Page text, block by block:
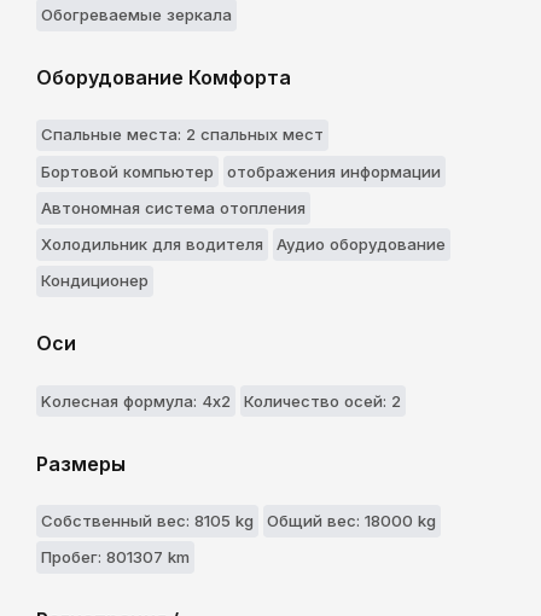
Обогреваемые зеркала
Оборудование Комфорта
Спальные места: 2 спальныx мест
Бортовой компьютер
отображения информации
Автономная система отопления
Холодильник для водителя
Аудио оборудование
Кондиционер
Оси
Kолесная формула: 4x2 Количество осей: 2
Размеры
Собственный вес: 8105 kg
Общий вес: 18000 kg
Пробег: 801307 km